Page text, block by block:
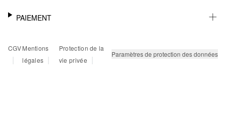
MÉMO
RETOURS
FAQ
AIDE
PAIEMENT
PAYPAL
CARTE BANCAIRE
CGV
|
Mentions
légales |
Protection de la
vie privée
| Paramètres de protection des données